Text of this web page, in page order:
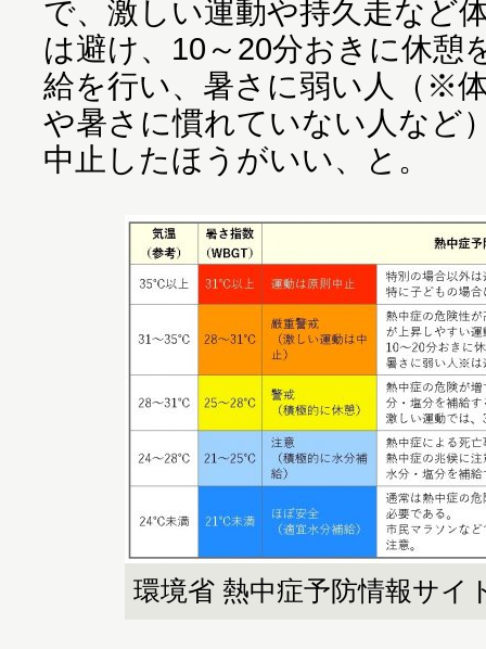
で、激しい運動や持久走など
は避け、10～20分おきに休憩
給を行い、暑さに弱い人（※
や暑さに慣れていない人など
中止したほうがいい、と。
環境省 熱中症予防情報サイ